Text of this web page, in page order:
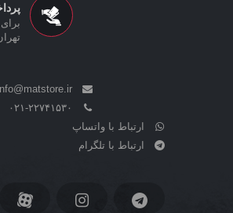
۰۲۱-۲۲۷۴۱۵۳۰
ارتباط با واتساپ
ارتباط با تلگرام